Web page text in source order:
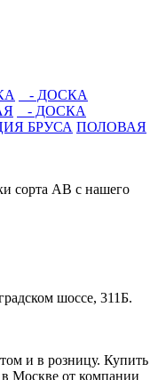
- ДОСКА
- ДОСКА
БРУСА ПОЛОВАЯ
сорта AB с нашего
шоссе, 311Б.
и в розницу. Купить
в Москве от компании